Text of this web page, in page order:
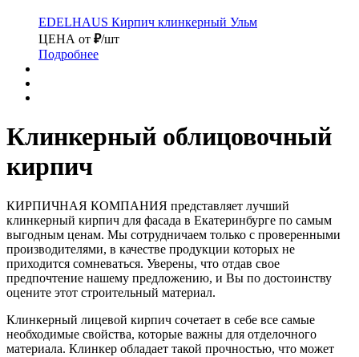
EDELHAUS Кирпич клинкерный Ульм
ЦЕНА от ₽/шт
Подробнее
Клинкерный облицовочный
кирпич
КИРПИЧНАЯ КОМПАНИЯ представляет лучший
клинкерный кирпич для фасада в Екатеринбурге по самым
выгодным ценам. Мы сотрудничаем только с проверенными
производителями, в качестве продукции которых не
приходится сомневаться. Уверены, что отдав свое
предпочтение нашему предложению, и Вы по достоинству
оцените этот строительный материал.
Клинкерный лицевой кирпич сочетает в себе все самые
необходимые свойства, которые важны для отделочного
материала. Клинкер обладает такой прочностью, что может